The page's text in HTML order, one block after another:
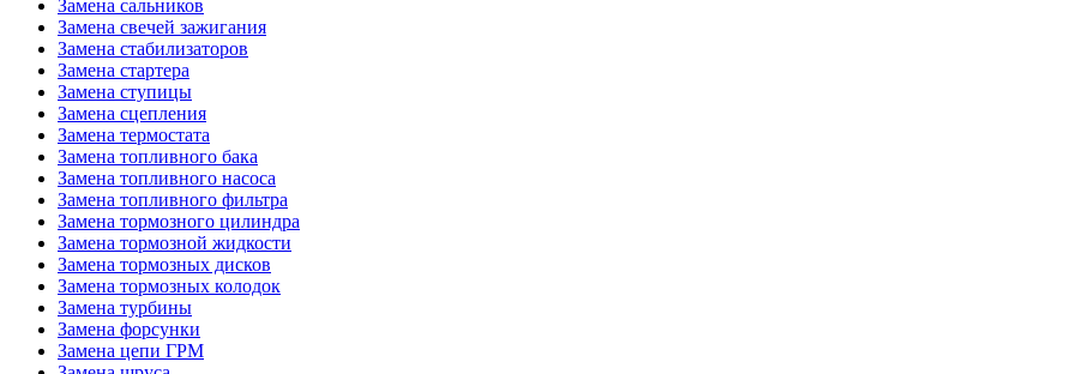
Замена сальников
Замена свечей зажигания
Замена стабилизаторов
Замена стартера
Замена ступицы
Замена сцепления
Замена термостата
Замена топливного бака
Замена топливного насоса
Замена топливного фильтра
Замена тормозного цилиндра
Замена тормозной жидкости
Замена тормозных дисков
Замена тормозных колодок
Замена турбины
Замена форсунки
Замена цепи ГРМ